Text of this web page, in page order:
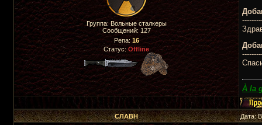
Группа: Вольные сталкеры
Сообщений: 127
Репа: 16
Статус:Offline
À la
СЛАВН Дата: